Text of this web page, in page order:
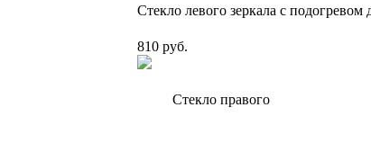
Стекло левого зеркала с подогревом
810 руб.